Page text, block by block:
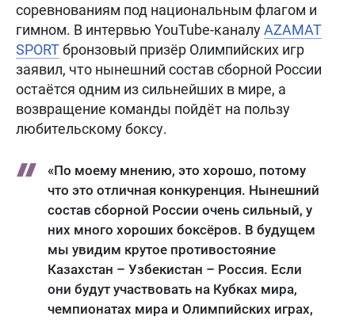
соревнованиям под национальным флагом и
гимном. В интервью YouTube-каналуAZAMAT
SPORTбронзовый призёр Олимпийских игр
заявил, что нынешний состав сборной России
остаётся одним из сильнейших в мире, а
возвращение команды пойдёт на пользу
любительскому боксу.
«По моему мнению, это хорошо, потому
что это отличная конкуренция. Нынешний
состав сборной России очень сильный, у
них много хороших боксёров. В будущем
мы увидим крутое противостояние
Казахстан – Узбекистан – Россия. Если
они будут участвовать на Кубках мира,
чемпионатах мира и Олимпийских играх,